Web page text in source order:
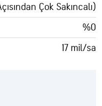
Çok Sakıncalı)
%0
17 mil/sa